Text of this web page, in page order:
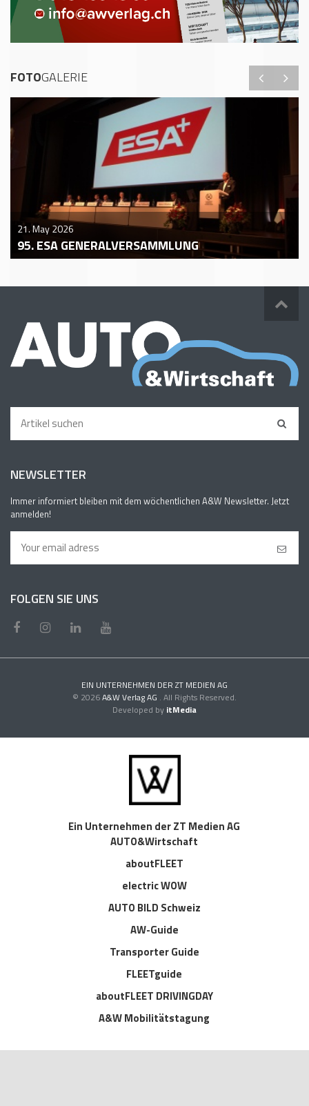
FOTOGALERIE
21. May 2026
95. ESA GENERALVERSAMMLUNG
NEWSLETTER
Immer informiert bleiben mit dem wöchentlichen A&W Newsletter. Jetzt
anmelden!
FOLGEN SIE UNS
EIN UNTERNEHMEN DER ZT MEDIEN AG
© 2026A&W Verlag AG . All Rights Reserved.
Developed by itMedia
Ein Unternehmen der ZT Medien AG
AUTO&Wirtschaft
aboutFLEET
electric WOW
AUTO BILD Schweiz
AW-Guide
Transporter Guide
FLEETguide
aboutFLEET DRIVINGDAY
A&W Mobilitätstagung